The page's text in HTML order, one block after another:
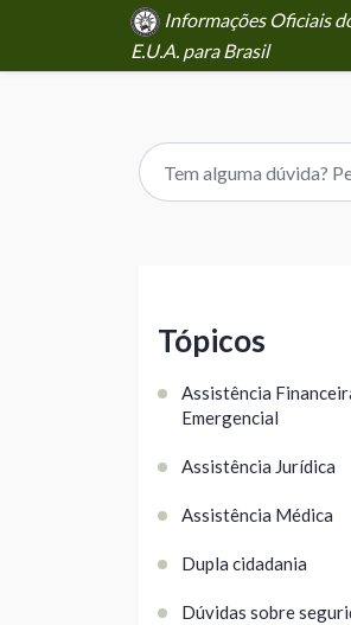
Informações Oficiais
E.U.A. para Brasil
Tópicos
Assistência
Emergencial
Assistência Jurídica
Assistência Médica
Dupla cidadania
Dúvidas sobre